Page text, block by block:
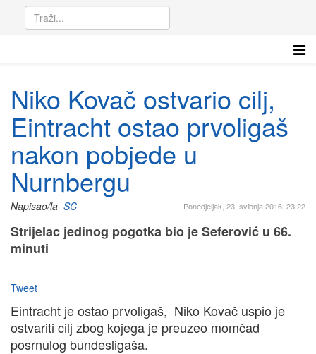
Niko Kovač ostvario cilj,
Eintracht ostao prvoligaš
nakon pobjede u
Nurnbergu
Ponedjeljak, 23. svibnja 2016. 23:22
Napisao/la SC
Strijelac jedinog pogotka bio je Seferović u 66.
minuti
Tweet
Eintracht je ostao prvoligaš, Niko Kovač uspio je
ostvariti cilj zbog kojega je preuzeo momčad
posrnulog bundesligaša.